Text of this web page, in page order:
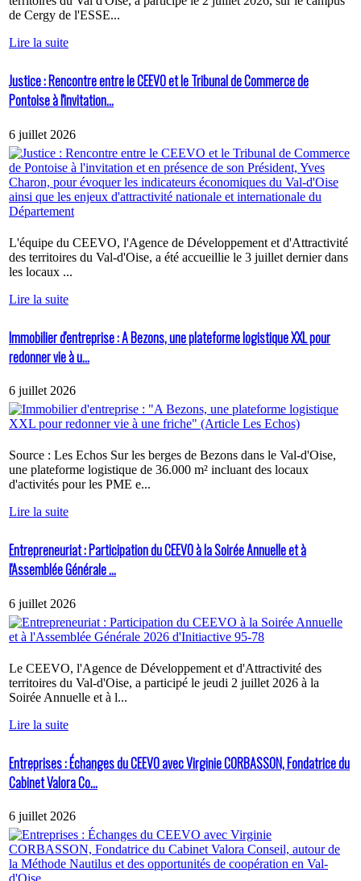
de Cergy de l'ESSE...
Lire la suite
Justice : Rencontre entre le CEEVO et le Tribunal de Commerce de
Pontoise à l'invitation...
6 juillet 2026
L'équipe du CEEVO, l'Agence de Développement et d'Attractivité
des territoires du Val-d'Oise, a été accueillie le 3 juillet dernier dans
les locaux ...
Lire la suite
Immobilier d'entreprise : A Bezons, une plateforme logistique XXL pour
redonner vie à u...
6 juillet 2026
Source : Les Echos Sur les berges de Bezons dans le Val-d'Oise,
une plateforme logistique de 36.000 m² incluant des locaux
d'activités pour les PME e...
Lire la suite
Entrepreneuriat : Participation du CEEVO à la Soirée Annuelle et à
l'Assemblée Générale ...
6 juillet 2026
Le CEEVO, l'Agence de Développement et d'Attractivité des
territoires du Val-d'Oise, a participé le jeudi 2 juillet 2026 à la
Soirée Annuelle et à l...
Lire la suite
Entreprises : Échanges du CEEVO avec Virginie CORBASSON, Fondatrice du
Cabinet Valora Co...
6 juillet 2026